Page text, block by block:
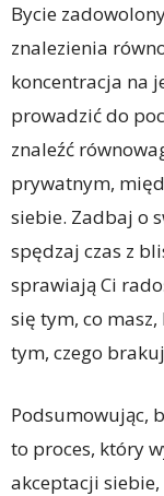
Bycie
znalezienia
koncentracja na
prowadzić do
znaleźć
prywatnym,
siebie. Zadbaj o
spędzaj czas z
sprawiają Ci
się tym, co
tym, czego
Podsumowując,
to proces, który
akceptacji